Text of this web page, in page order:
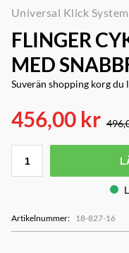
Universal Klick System
FLINGER
MED
Suverän shopping korg du
456,00 kr
Artikelnummer: 18-827-16